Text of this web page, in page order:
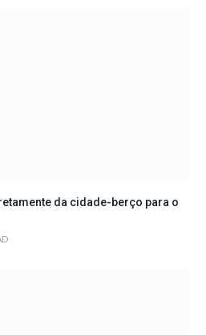
da cidade-berço para o